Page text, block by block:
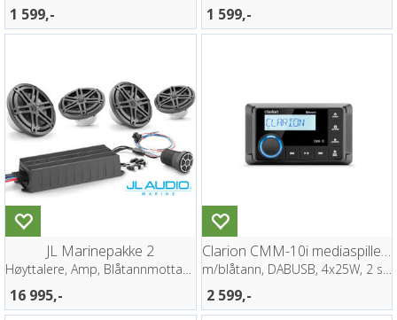
1 599,- 1 599,-
JL Marinepakke 2
Høyttalere, Amp, Blåtannmottaker
16 995,-
Clarion CMM-10i mediaspiller (IP66)
m/blåtann, DABUSB, 4x25W, 2 soner
2 599,-